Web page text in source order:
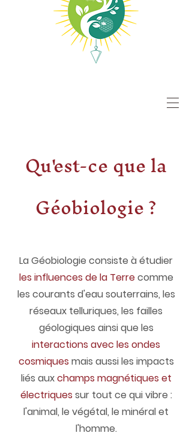
Qu'est-ce que la
Géobiologie ?
La Géobiologie consiste à étudier
les influences de la Terrecomme
les courants d'eau souterrains, les
réseaux telluriques, les failles
géologiques ainsi que les
interactions avec les ondes
cosmiques mais aussi les impacts
liés auxchamps magnétiques et
électriques sur tout ce qui vibre :
l'animal, le végétal, le minéral et
l'homme.